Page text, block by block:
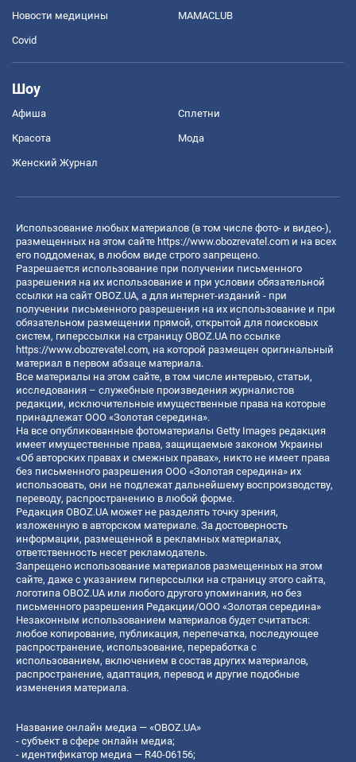
Новости медицины MAMACLUB
Covid
Шоу
Афиша Сплетни
Красота Мода
Женский Журнал
Использование любых материалов (в том числе фото- и видео-),
размещенных на этом сайте https://www.obozrevatel.com и на всех
его поддоменах, в любом виде строго запрещено.
Разрешается использование при получении письменного
разрешения на их использование и при условии обязательной
ссылки на сайт OBOZ.UA, а для интернет-изданий - при
получении письменного разрешения на их использование и при
обязательном размещении прямой, открытой для поисковых
систем, гиперссылки на страницу OBOZ.UA по ссылке
https://www.obozrevatel.com, на которой размещен оригинальный
материал в первом абзаце материала.
Все материалы на этом сайте, в том числе интервью, статьи,
исследования – служебные произведения журналистов
редакции, исключительные имущественные права на которые
принадлежат ООО «Золотая середина».
На все опубликованные фотоматериалы Getty Images редакция
имеет имущественные права, защищаемые законом Украины
«Об авторских правах и смежных правах», никто не имеет права
без письменного разрешения ООО «Золотая середина» их
использовать, они не подлежат дальнейшему воспроизводству,
переводу, распространению в любой форме.
Редакция OBOZ.UA может не разделять точку зрения,
изложенную в авторском материале. За достоверность
информации, размещенной в рекламных материалах,
ответственность несет рекламодатель.
Запрещено использование материалов размещенных на этом
сайте, даже с указанием гиперссылки на страницу этого сайта,
логотипа OBOZ.UA или любого другого упоминания, но без
письменного разрешения Редакции/ООО «Золотая середина»
Незаконным использованием материалов будет считаться:
любое копирование, публикация, перепечатка, последующее
распространение, использование, переработка с
использованием, включением в состав других материалов,
распространение, адаптация, перевод и другие подобные
изменения материала.
Название онлайн медиа — «OBOZ.UA»
- субъект в сфере онлайн медиа;
- идентификатор медиа — R40-06156;